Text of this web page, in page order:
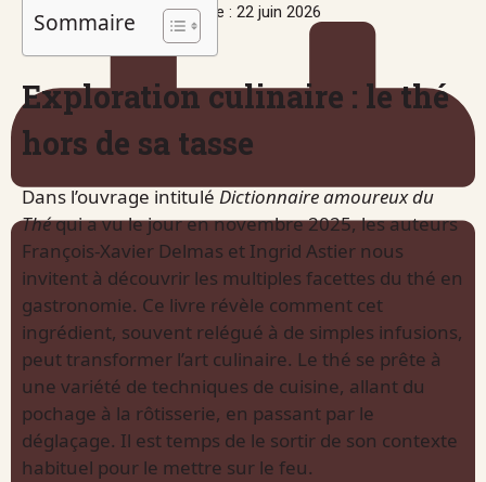
Publié le : 22 juin 2026
Sommaire
Exploration culinaire : le thé
hors de sa tasse
Dans l’ouvrage intitulé Dictionnaire amoureux du
Théqui a vu le jour en novembre 2025, les auteurs
François-Xavier Delmas et Ingrid Astier nous
invitent à découvrir les multiples facettes du thé en
gastronomie. Ce livre révèle comment cet
ingrédient, souvent relégué à de simples infusions,
peut transformer l’art culinaire. Le thé se prête à
une variété de techniques de cuisine, allant du
pochage à la rôtisserie, en passant par le
déglaçage. Il est temps de le sortir de son contexte
habituel pour le mettre sur le feu.